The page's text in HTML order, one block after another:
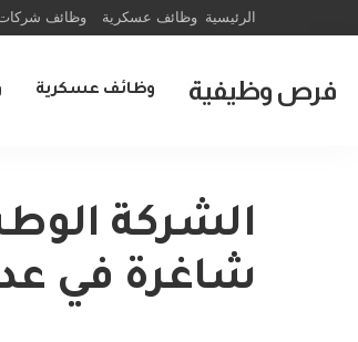
الرئيسية وظائف عسكرية وظائف
فرص وظيفية وظائف عسكرية
شاغرة في